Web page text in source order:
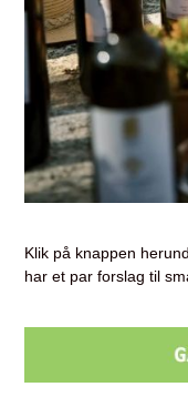
Klik på knappen
har et par forslag til